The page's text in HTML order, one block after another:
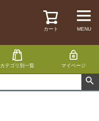
カート MENU
カテゴリ別一覧 マイページ